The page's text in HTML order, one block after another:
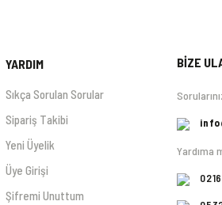
YARDIM
Sıkça Sorulan Sorular
Sipariş Takibi
Yeni Üyelik
Üye Girişi
Şifremi Unuttum
BİZE
Yardıma